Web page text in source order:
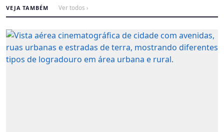
VEJA TAMBÉM Ver todos ›